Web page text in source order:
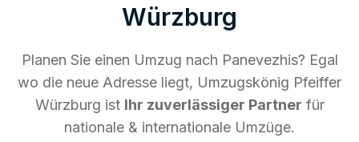
Würzburg
Planen Sie einen Umzug nach Panevezhis? Egal
wo die neue Adresse liegt, Umzugskönig Pfeiffer
Würzburg ist Ihr zuverlässiger Partner für
nationale & internationale Umzüge.